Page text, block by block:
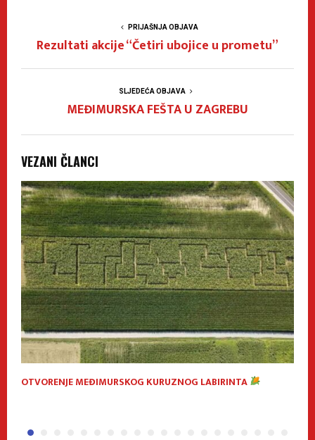
PRIJAŠNJA OBJAVA
Rezultati akcije “Četiri ubojice u prometu”
SLJEDEĆA OBJAVA
MEĐIMURSKA FEŠTA U ZAGREBU
VEZANI ČLANCI
OTVORENJE MEĐIMURSKOG KURUZNOG LABIRINTA